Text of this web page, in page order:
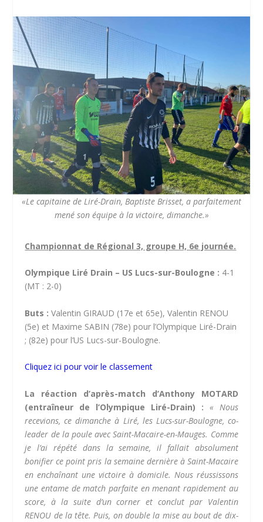
«Le capitaine de Liré-Drain, Baptiste Brisset, a parfaitement
mené son équipe à la victoire, dimanche.»
Championnat de Régional 3, groupe H, 6e journée.
Olympique Liré Drain – US Lucs-sur-Boulogne : 4-1
(MT : 2-0)
Buts : Valentin GIRAUD (17e et 65e), Valentin RENOU
(5e) et Maxime SABIN (78e) pour l’Olympique Liré-Drain
; (82e) pour l’US Lucs-sur-Boulogne.
Cliquez ici pour voir le classement
La réaction d’après-match d’Anthony MOTARD
(entraîneur de l’Olympique Liré-Drain) : « Nous
recevions, ce dimanche à Liré, les Lucs-sur-Boulogne, co-
leader de la poule avec Saint-Macaire-en-Mauges. Comme
je l’ai répété dans la semaine, il fallait absolument
bonifier ce point pris la semaine dernière à Saint-Macaire
en enchaînant une victoire à domicile. Nous réussissons
une entame de match parfaite en menant rapidement au
score, à la suite d’un corner et conclut par Valentin
RENOU de la tête. Puis, on double la mise au bout de dix-